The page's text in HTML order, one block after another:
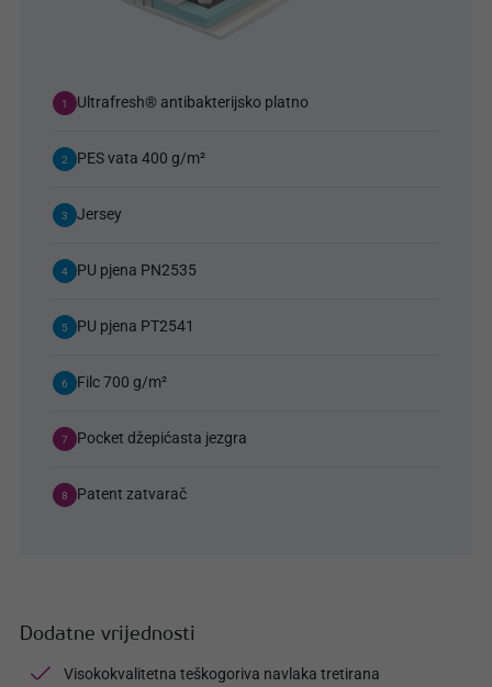
1 Ultrafresh® antibakterijsko platno
2 PES vata 400 g/m²
3 Jersey
4 PU pjena PN2535
5 PU pjena PT2541
6 Filc 700 g/m²
7 Pocket džepićasta jezgra
8 Patent zatvarač
Dodatne vrijednosti
Visokokvalitetna teškogoriva navlaka tretirana